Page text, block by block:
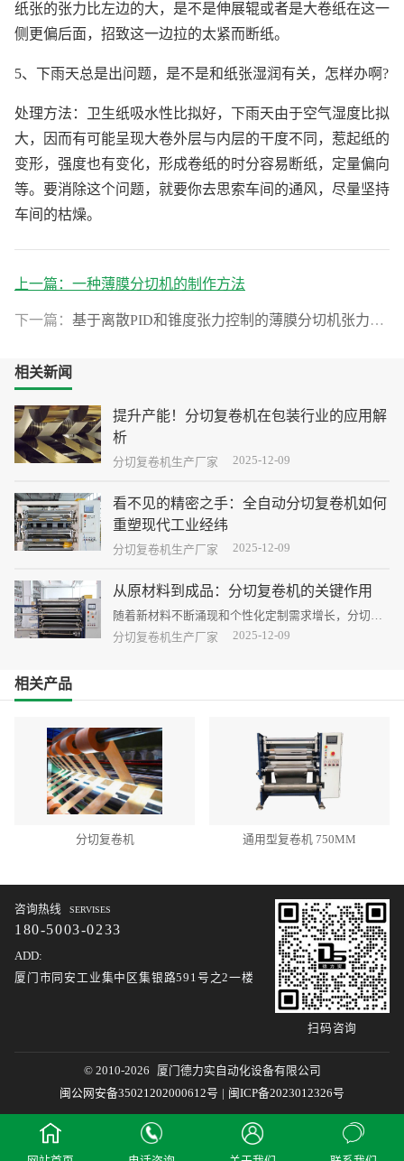
纸张的张力比左边的大，是不是伸展辊或者是大卷纸在这一
侧更偏后面，招致这一边拉的太紧而断纸。
5、下雨天总是出问题，是不是和纸张湿润有关，怎样办啊?
处理方法：卫生纸吸水性比拟好，下雨天由于空气湿度比拟
大，因而有可能呈现大卷外层与内层的干度不同，惹起纸的
变形，强度也有变化，形成卷纸的时分容易断纸，定量偏向
等。要消除这个问题，就要你去思索车间的通风，尽量坚持
车间的枯燥。
上一篇： 一种薄膜分切机的制作方法
下一篇： 基于离散PID和锥度张力控制的薄膜分切机张力调节方法
相关新闻
提升产能！分切复卷机在包装行业的应用解
析
分切复卷机作为包装生产线上的核心设备之一，不仅
幅优化了生产流程。
分切复卷机生产厂家 2025-12-09
看不见的精密之手：全自动分切复卷机如何
重塑现代工业经纬
将宽幅的薄膜、纸张、无纺布、金属箔等卷材，按照
卷。
分切复卷机生产厂家 2025-12-09
从原材料到成品：分切复卷机的关键作用
随着新材料不断涌现和个性化定制需求增长，分切复
卷技术正朝着更高精度、更大灵活性和更强智能化的
分切复卷机生产厂家 2025-12-09
相关产品
分切复卷机 通用型复卷机 750MM
咨询热线 SERVISES
180-5003-0233
ADD:
厦门市同安工业集中区集银路591号之2一楼
扫码咨询
© 2010-2026
厦门德力实自动化设备有限公司
闽公网安备35021202000612号 | 闽ICP备2023012326号